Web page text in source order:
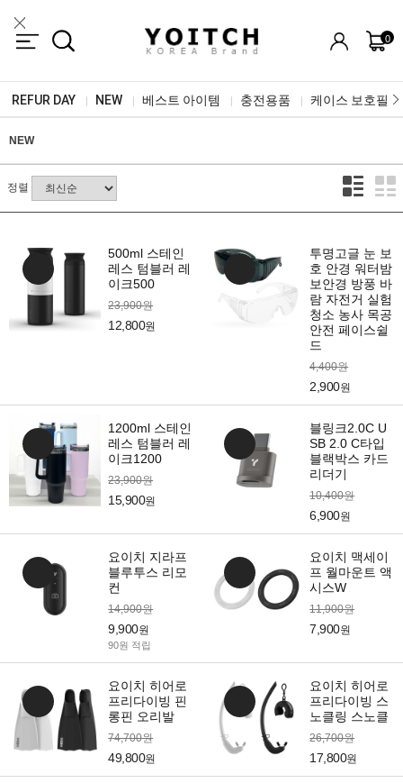
0
REFUR DAY NEW 베스트 아이템 충전용품 케이스 보호필름
NEW
정렬
500ml 스테인
레스 텀블러 레
이크500
23,900원
12,800원
투명고글 눈 보
호 안경 워터밤
보안경 방풍 바
람 자전거 실험
청소 농사 목공
안전 페이스쉴
드
4,400원
2,900원
1200ml 스테인
레스 텀블러 레
이크1200
23,900원
15,900원
블링크2.0C U
SB 2.0 C타입
블랙박스 카드
리더기
10,400원
6,900원
요이치 지라프
블루투스 리모
컨
14,900원
9,900원
90원 적립
요이치 맥세이
프 월마운트 액
시스W
11,900원
7,900원
요이치 히어로
프리다이빙 핀
롱핀 오리발
74,700원
49,800원
요이치 히어로
프리다이빙 스
노클링 스노클
26,700원
17,800원